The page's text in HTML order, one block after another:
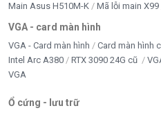
Main Asus H510M-K
Mã lỗi main X99
VGA - card màn hình
VGA - Card màn hình Card màn hình
Intel Arc A380
RTX 3090 24G cũ
VGA
Ổ cứng - lưu trữ